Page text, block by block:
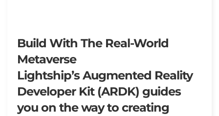
Build With The Real-World
Metaverse
Lightship’s Augmented Reality
Developer Kit (ARDK) guides
you on the way to creating